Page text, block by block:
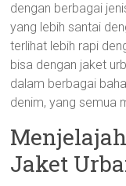
dengan berbagai
yang lebih santai
terlihat lebih rapi
bisa dengan jaket
dalam berbagai
denim, yang semua
Jaket